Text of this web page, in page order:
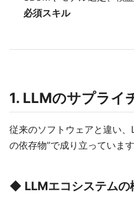
必須スキル
1. LLMのサプライ
従来のソフトウェアと違い
の依存物”で成り立っています
◆ LLMエコシステムの